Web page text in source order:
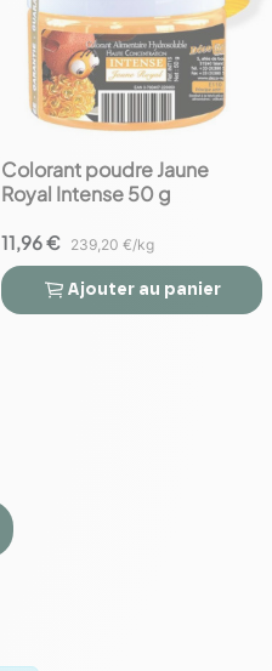
favorite_border
Colorant poudre Jaune
Royal Intense 50 g
11,96 € 239,20 €/kg
 
Ajouter au panier